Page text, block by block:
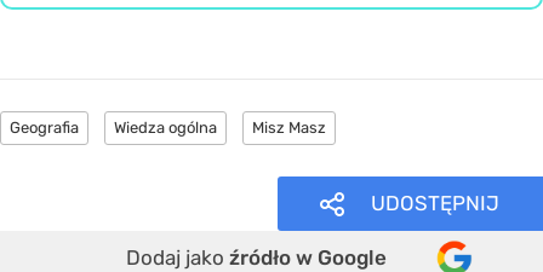
Geografia Wiedza ogólna Misz Masz
UDOSTĘPNIJ
Dodaj jako źródło w Google